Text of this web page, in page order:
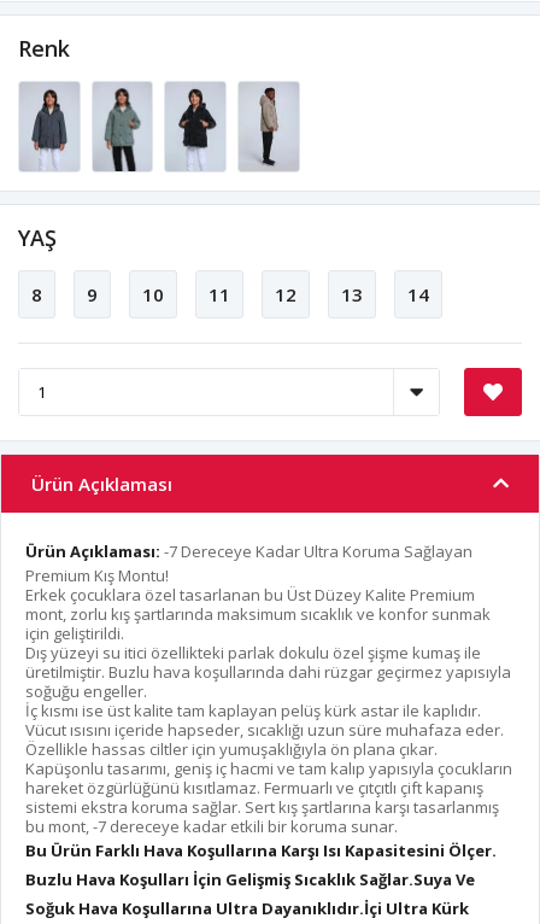
Renk
YAŞ
8 9 10 11 12 13 14
Ürün Açıklaması
Ürün Açıklaması: -7 Dereceye Kadar Ultra Koruma Sağlayan
Premium Kış Montu!
Erkek çocuklara özel tasarlanan bu Üst Düzey Kalite Premium
mont, zorlu kış şartlarında maksimum sıcaklık ve konfor sunmak
için geliştirildi.
Dış yüzeyi su itici özellikteki parlak dokulu özel şişme kumaş ile
üretilmiştir. Buzlu hava koşullarında dahi rüzgar geçirmez yapısıyla
soğuğu engeller.
İç kısmı ise üst kalite tam kaplayan pelüş kürk astar ile kaplıdır.
Vücut ısısını içeride hapseder, sıcaklığı uzun süre muhafaza eder.
Özellikle hassas ciltler için yumuşaklığıyla ön plana çıkar.
Kapüşonlu tasarımı, geniş iç hacmi ve tam kalıp yapısıyla çocukların
hareket özgürlüğünü kısıtlamaz. Fermuarlı ve çıtçıtlı çift kapanış
sistemi ekstra koruma sağlar. Sert kış şartlarına karşı tasarlanmış
bu mont, -7 dereceye kadar etkili bir koruma sunar.
Bu Ürün Farklı Hava Koşullarına Karşı Isı Kapasitesini Ölçer.
Buzlu Hava Koşulları İçin Gelişmiş Sıcaklık Sağlar.Suya Ve
Soğuk Hava Koşullarına Ultra Dayanıklıdır.İçi Ultra Kürk